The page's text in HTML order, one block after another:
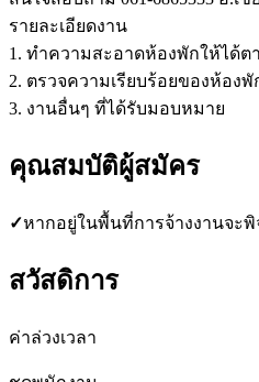
รายละเอียดงาน
1. ทำความสะอาดห้องพักให้ได้ต
2. ตรวจความเรียบร้อยของห้องพั
3. งานอื่นๆ ที่ได้รับมอบหมาย
คุณสมบัติผู้สมัคร
✓หากอยู่ในพื้นที่การจ้างงานจะ
สวัสดิการ
ค่าล่วงเวลา